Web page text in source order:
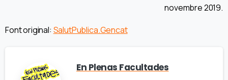
novembre 2019.
Font original: SalutPublica.Gencat
En Plenas Facultades